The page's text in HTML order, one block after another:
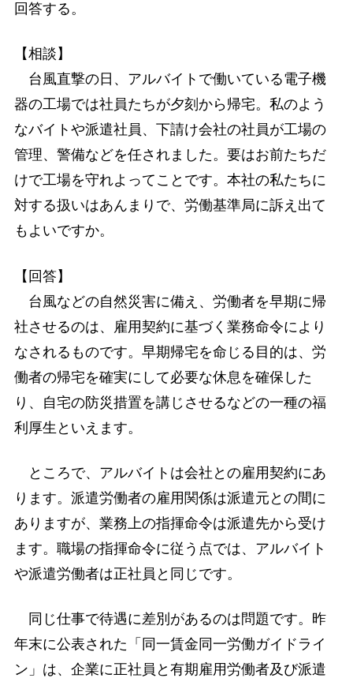
回答する。
【相談】
台風直撃の日、アルバイトで働いている電子機
器の工場では社員たちが夕刻から帰宅。私のよう
なバイトや派遣社員、下請け会社の社員が工場の
管理、警備などを任されました。要はお前たちだ
けで工場を守れよってことです。本社の私たちに
対する扱いはあんまりで、労働基準局に訴え出て
もよいですか。
【回答】
台風などの自然災害に備え、労働者を早期に帰
社させるのは、雇用契約に基づく業務命令により
なされるものです。早期帰宅を命じる目的は、労
働者の帰宅を確実にして必要な休息を確保した
り、自宅の防災措置を講じさせるなどの一種の福
利厚生といえます。
ところで、アルバイトは会社との雇用契約にあ
ります。派遣労働者の雇用関係は派遣元との間に
ありますが、業務上の指揮命令は派遣先から受け
ます。職場の指揮命令に従う点では、アルバイト
や派遣労働者は正社員と同じです。
同じ仕事で待遇に差別があるのは問題です。昨
年末に公表された「同一賃金同一労働ガイドライ
ン」は、企業に正社員と有期雇用労働者及び派遣